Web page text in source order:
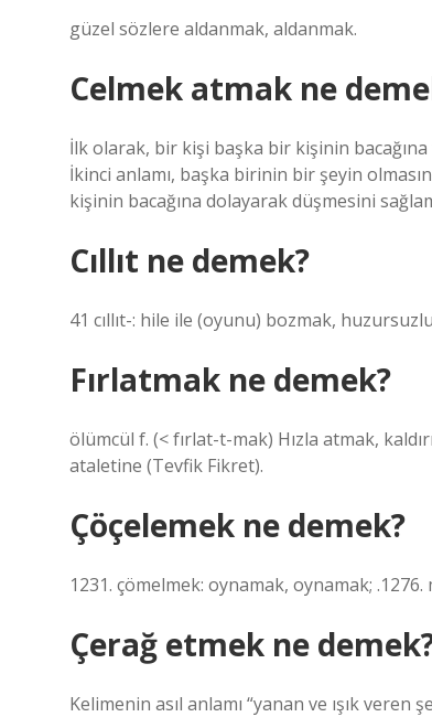
güzel sözlere aldanmak, aldanmak.
Celmek atmak ne
İlk olarak, bir kişi başka bir kişinin bacağına
İkinci anlamı, başka birinin bir şeyin
kişinin bacağına dolayarak düşmesini
Cıllıt ne demek?
41 cıllıt-: hile ile (oyunu) bozmak,
Fırlatmak ne demek?
ölümcül f. (< fırlat-t-mak) Hızla atmak,
ataletine (Tevfik Fikret).
Çöçelemek ne demek?
1231. çömelmek: oynamak, oynamak;
Çerağ etmek ne
Kelimenin asıl anlamı “yanan ve ışık veren